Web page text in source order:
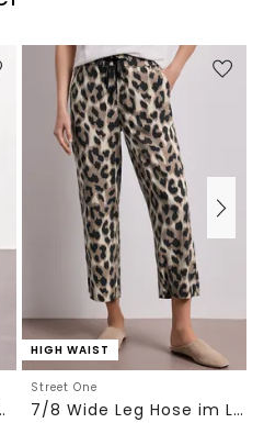
im Loose Fit
HIGH WAIST
Street One
7/8 Wide Leg Hose im Loose Fit mit Print